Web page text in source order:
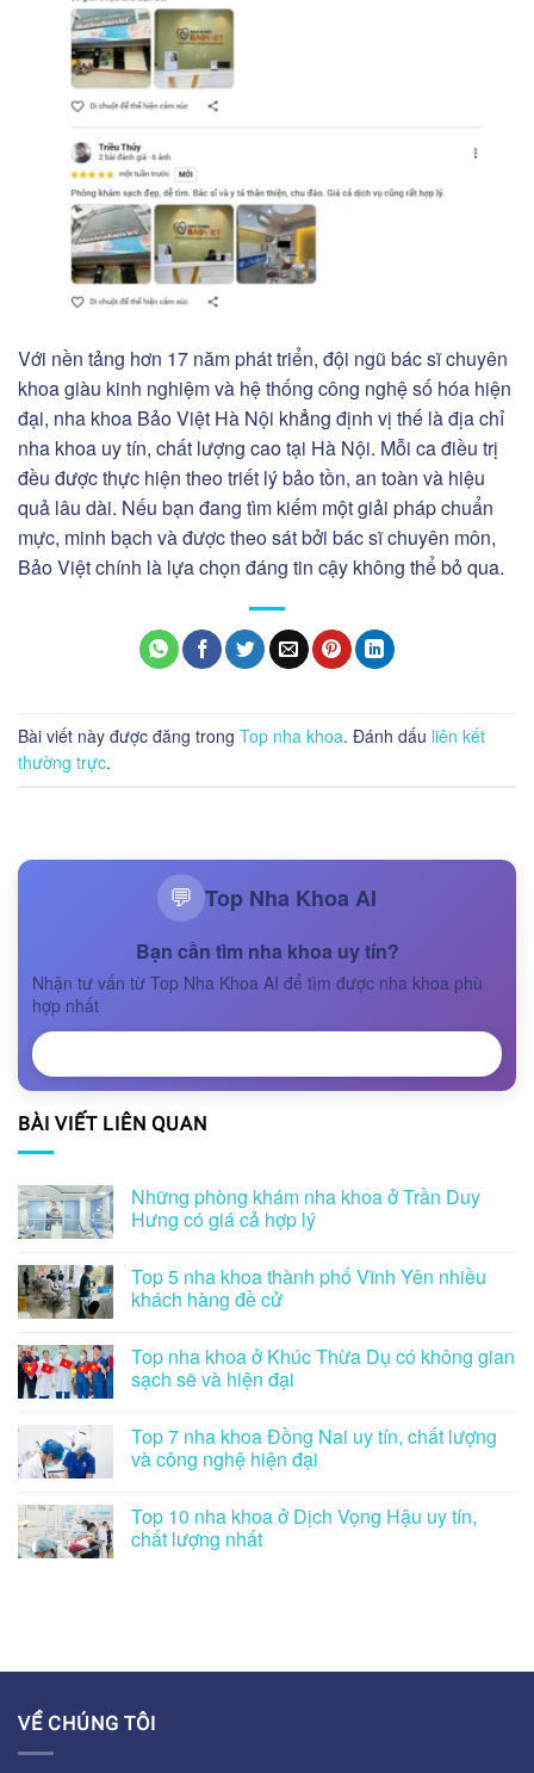
Với nền tảng hơn 17 năm phát triển, đội ngũ bác sĩ chuyên
khoa giàu kinh nghiệm và hệ thống công nghệ số hóa hiện
đại, nha khoa Bảo Việt Hà Nội khẳng định vị thế là địa chỉ
nha khoa uy tín, chất lượng cao tại Hà Nội. Mỗi ca điều trị
đều được thực hiện theo triết lý bảo tồn, an toàn và hiệu
quả lâu dài. Nếu bạn đang tìm kiếm một giải pháp chuẩn
mực, minh bạch và được theo sát bởi bác sĩ chuyên môn,
Bảo Việt chính là lựa chọn đáng tin cậy không thể bỏ qua.
Bài viết này được đăng trong Top nha khoa. Đánh dấu liên kết
thường trực.
💬 Top Nha Khoa AI
Bạn cần tìm nha khoa uy tín?
Nhận tư vấn từ Top Nha Khoa AI để tìm được nha khoa phù
hợp nhất
BÀI VIẾT LIÊN QUAN
Những phòng khám nha khoa ở Trần Duy
Hưng có giá cả hợp lý
Top 5 nha khoa thành phố Vĩnh Yên nhiều
khách hàng đề cử
Top nha khoa ở Khúc Thừa Dụ có không gian
sạch sẽ và hiện đại
Top 7 nha khoa Đồng Nai uy tín, chất lượng
và công nghệ hiện đại
Top 10 nha khoa ở Dịch Vọng Hậu uy tín,
chất lượng nhất
VỀ CHÚNG TÔI